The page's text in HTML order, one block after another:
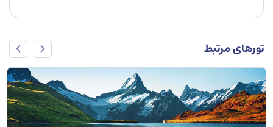
تورهای مرتبط